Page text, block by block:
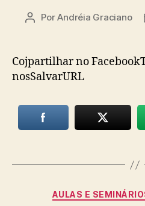
Autor
PorAndréia Graciano
Cojpartilhar no
nosSalvarURL
AULAS E